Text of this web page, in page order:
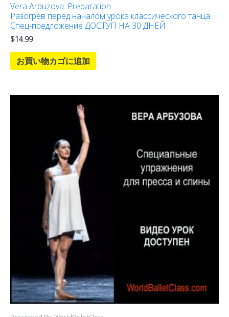
Vera Arbuzova. Preparation
Разогрев перед началом урока классического танца.
Cпец-предложение ДОСТУП НА 30 ДНЕЙ
$14.99
お買い物カゴに追加